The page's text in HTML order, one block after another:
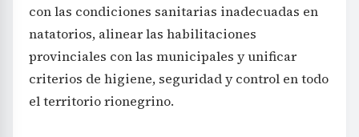
con las condiciones sanitarias inadecuadas en
natatorios, alinear las habilitaciones
provinciales con las municipales y unificar
criterios de higiene, seguridad y control en todo
el territorio rionegrino.